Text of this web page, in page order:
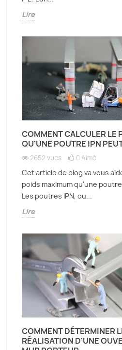
Lire
COMMENT CALCULER LE
QU'UNE POUTRE IPN
2652 vues 0 Aimé
Cet article de blog va vous
poids maximum qu'une
Les poutres IPN, ou...
Lire
COMMENT DÉTERMINER
RÉALISATION D'UNE